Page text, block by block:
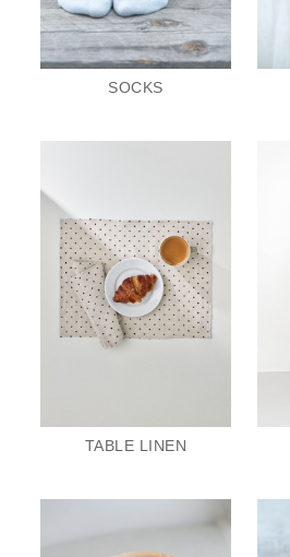
SOCKS
TABLE LINEN